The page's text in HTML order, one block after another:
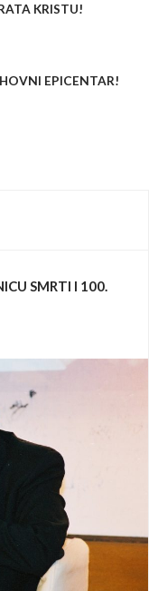
KRISTU!
EPICENTAR!
SMRTI I 100.